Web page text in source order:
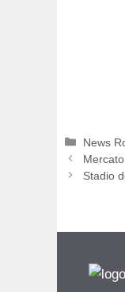
News
Stadio